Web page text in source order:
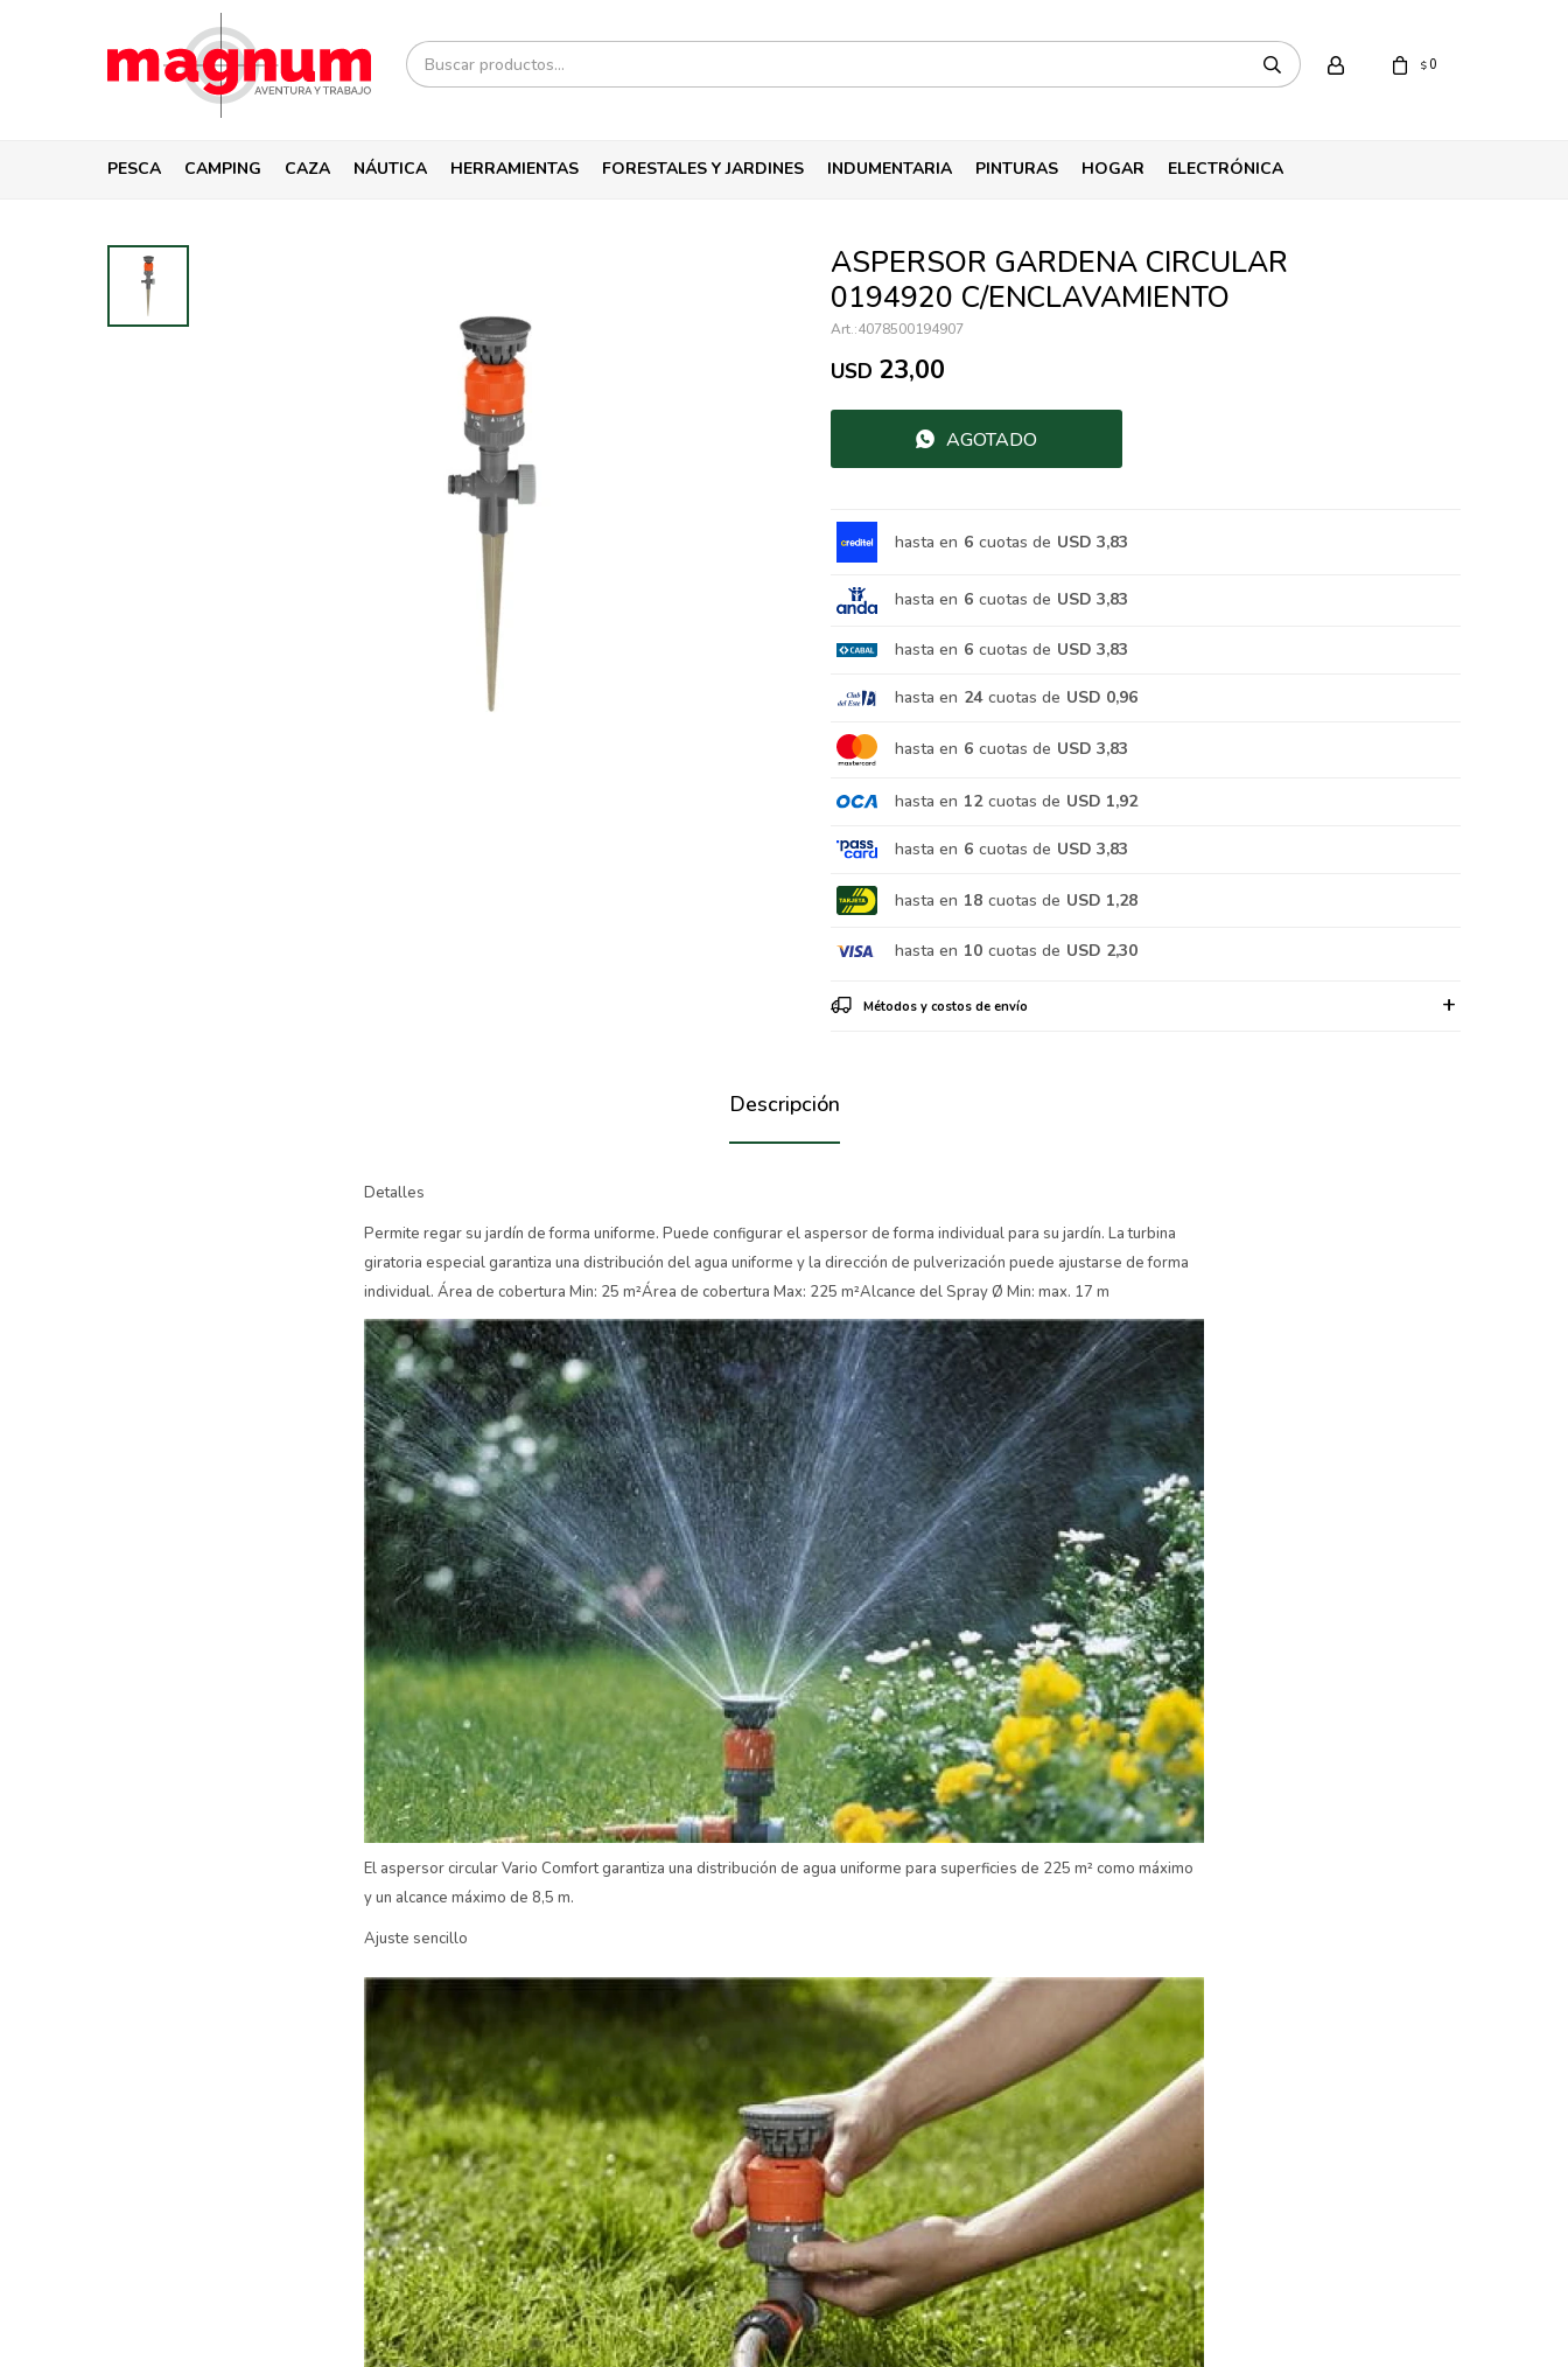
PESCA CAMPING CAZA NÁUTICA HERRAMIENTAS FORESTALES Y JARDINES INDUMENTARIA PINTURAS HOGAR ELECTRÓNICA
$ 0
ASPERSOR GARDENA CIRCULAR
0194920 C/ENCLAVAMIENTO
4078500194907
USD 23,00
AGOTADO
hasta en 6 cuotas de USD 3,83
hasta en 6 cuotas de USD 3,83
hasta en 6 cuotas de USD 3,83
hasta en 24 cuotas de USD 0,96
hasta en 6 cuotas de USD 3,83
hasta en 12 cuotas de USD 1,92
hasta en 6 cuotas de USD 3,83
hasta en 18 cuotas de USD 1,28
hasta en 10 cuotas de USD 2,30
Métodos y costos de envío
Descripción
Detalles
Permite regar su jardín de forma uniforme. Puede configurar el aspersor de forma individual para su jardín. La turbina
giratoria especial garantiza una distribución del agua uniforme y la dirección de pulverización puede ajustarse de forma
individual. Área de cobertura Min: 25 m²Área de cobertura Max: 225 m²Alcance del Spray Ø Min: max. 17 m
El aspersor circular Vario Comfort garantiza una distribución de agua uniforme para superficies de 225 m² como máximo
y un alcance máximo de 8,5 m.
Ajuste sencillo